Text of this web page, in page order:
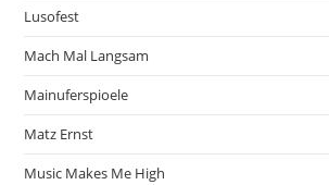
Lusofest
Mach Mal Langsam
Mainuferspioele
Matz Ernst
Music Makes Me High